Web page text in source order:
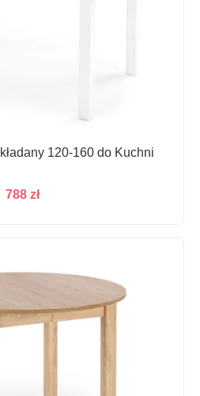
120-160 do Kuchni
788zł